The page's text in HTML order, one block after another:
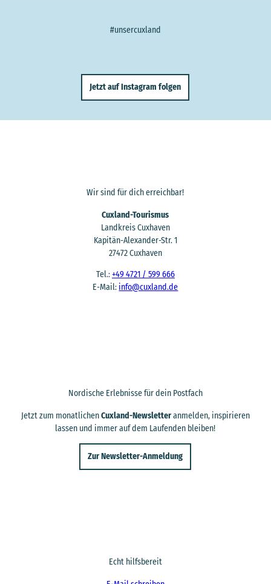
#unsercuxland
Jetzt auf Instagram folgen
Wir sind für dich erreichbar!
Cuxland-Tourismus
Landkreis Cuxhaven
Kapitän-Alexander-Str. 1
27472 Cuxhaven
Tel.:+49 4721 / 599 666
E-Mail: info@cuxland.de
Nordische Erlebnisse für dein Postfach
Jetzt zum monatlichenCuxland-Newsletteranmelden, inspirieren
lassen und immer auf dem Laufenden bleiben!
Zur Newsletter-Anmeldung
Echt hilfsbereit